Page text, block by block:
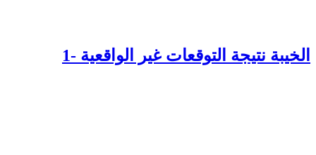
نتيجة التوقعات غير الواقعية -1